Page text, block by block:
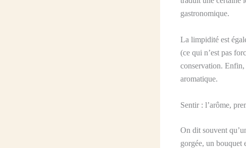
gastronomique.
La limpidité est
(ce qui n’est pas
conservation.
aromatique.
Sentir : l’arôme,
On dit souvent
gorgée, un bouquet